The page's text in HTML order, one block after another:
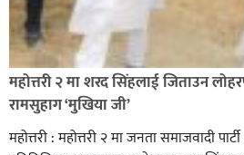
रक्तदान सेवामा जिल्लामै दोस्रो स्थान
रेडक्रस सिराहा द्वारा सम्मानित
महोत्तरी २ मा शरद सिंहलाई जिताउन
रामसुहाग ‘मुखिया जी’
महोत्तरी : महोत्तरी २ मा जनता समाजवादी